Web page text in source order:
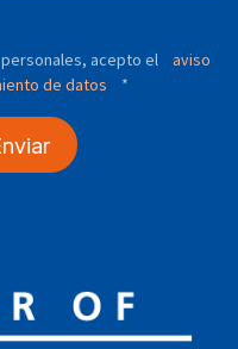
acepto el
aviso
de datos *